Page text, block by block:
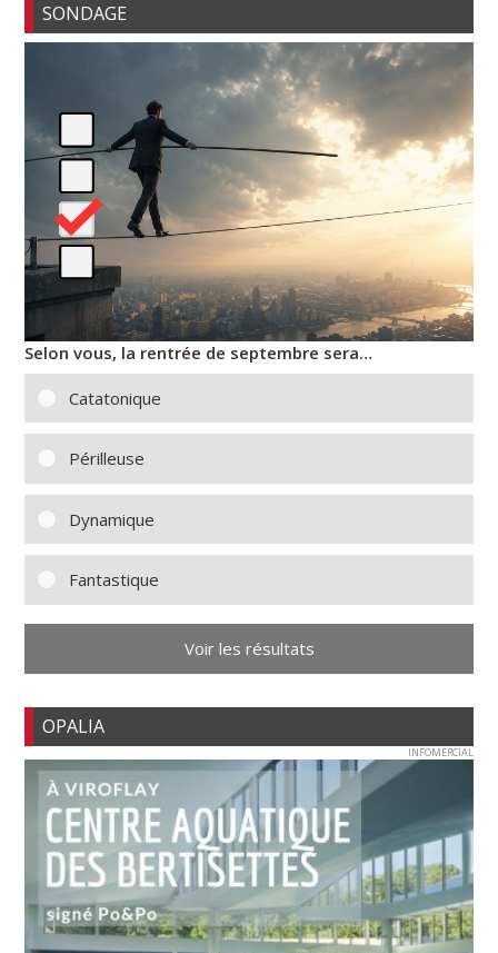
SONDAGE
Selon vous, la rentrée de septembre sera…
Catatonique
Périlleuse
Dynamique
Fantastique
Voir les résultats
OPALIA
INFOMERCIAL